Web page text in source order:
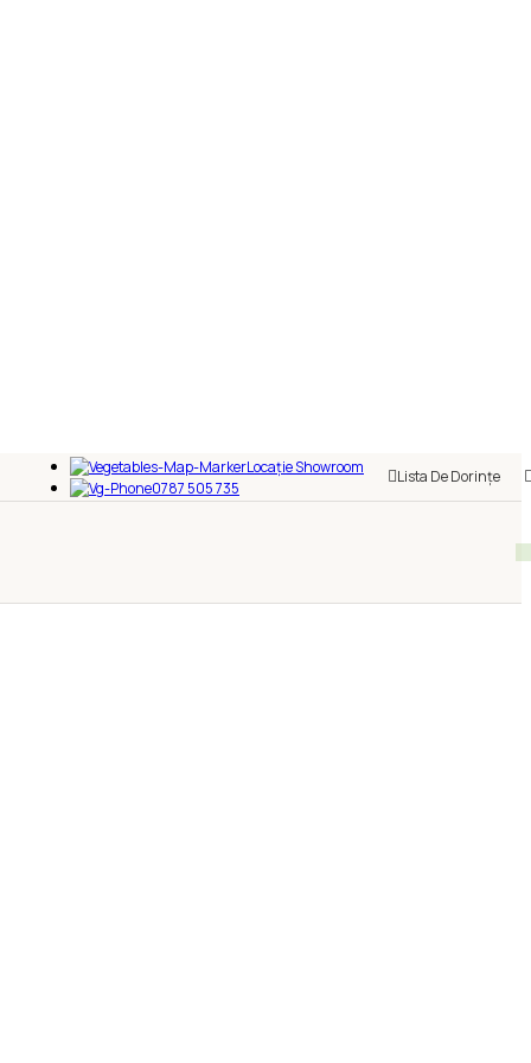
Locație Showroom
0787 505 735
Lista De Dorințe